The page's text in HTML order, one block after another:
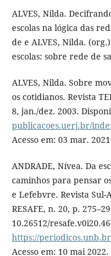
ALVES, Nilda.
escolas na lógica das
de e ALVES, Nilda.
escolas: sobre rede de
ALVES, Nilda. Sobre
os cotidianos. Revista
8, jan./dez. 2003.
publicacoes.uerj.br/
Acesso em: 03 mar.
ANDRADE, Nívea. Da
caminhos para pensar
e Lefebvre. Revista Sul-
RESAFE, n. 20, p.
10.26512/
https://
Acesso em: 10 mai 2022.